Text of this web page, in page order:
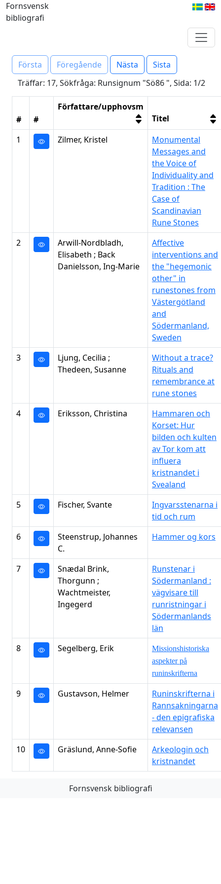
Fornsvensk
bibliografi
Första Föregående Nästa
Sista
Träffar: 17, Sökfråga: Runsignum "Sö86 ", Sida: 1/2
# #
Författare/upphovsm
Titel
1
Zilmer, Kristel
Monumental
Messages and
the Voice of
Individuality and
Tradition : The
Case of
Scandinavian
Rune Stones
2
Arwill-Nordbladh,
Elisabeth ; Back
Danielsson, Ing-Marie
Affective
interventions and
the "hegemonic
other" in
runestones from
Västergötland
and
Södermanland,
Sweden
3
Ljung, Cecilia ;
Thedeen, Susanne
Without a trace?
Rituals and
remembrance at
rune stones
4
Eriksson, Christina
Hammaren och
Korset: Hur
bilden och kulten
av Tor kom att
influera
kristnandet i
Svealand
5
Fischer, Svante
Ingvarsstenarna i
tid och rum
6
Steenstrup, Johannes
C.
Hammer og kors
7
Snædal Brink,
Thorgunn ;
Wachtmeister,
Ingegerd
Runstenar i
Södermanland :
vägvisare till
runristningar i
Södermanlands
län
8
Segelberg, Erik
Missionshistoriska
aspekter på
runinskrifterna
9 Gustavson, Helmer
Runinskrifterna i
Rannsakningarna
- den epigrafiska
relevansen
10
Gräslund, Anne-Sofie
Arkeologin och
kristnandet
Föregående Nästa
Fornsvensk bibliografi